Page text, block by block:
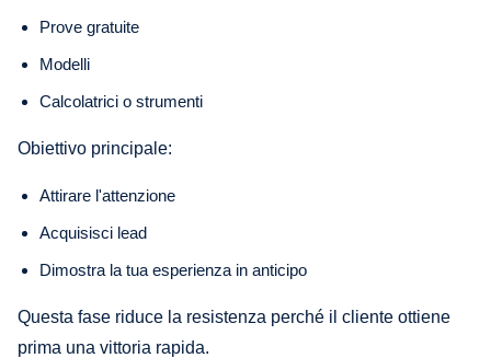
Prove gratuite
Modelli
Calcolatrici o strumenti
Obiettivo principale:
Attirare l'attenzione
Acquisisci lead
Dimostra la tua esperienza in anticipo
Questa fase riduce la resistenza perché il cliente ottiene
prima una vittoria rapida.